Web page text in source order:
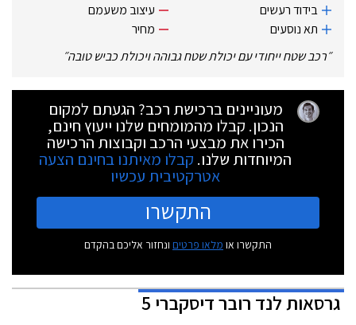
בידוד רעשים
תא נוסעים
עיצוב משעמם
מחיר
״רכב שטח ייחודי עם יכולת שטח גבוהה ויכולת כביש טובה״
מעוניינים ברכישת רכב? הגעתם למקום
הנכון. קבלו מהמומחים שלנו ייעוץ חינם,
הכירו את מבצעי הרכב וקבוצות הרכישה
המיוחדות שלנו. קבלו מאיתנו בחינם הצעה
אטרקטיבית עכשיו
התקשרו
התקשרו או מלאו פרטים ונחזור אליכם בהקדם
גרסאותלנד רובר דיסקברי 5